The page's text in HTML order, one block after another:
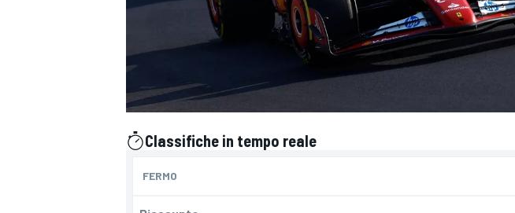
Classifiche in tempo reale
presentato da
FERMO